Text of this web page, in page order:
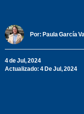
Por: Paula García
4 de Jul, 2024
Actualizado: 4 De Jul, 2024